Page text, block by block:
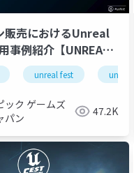
ue-optimize ue-editor
販売におけるUnreal
事例紹介【UNREAL
’22】unreal fest unreal
ック ゲームズ
パン
47.2K